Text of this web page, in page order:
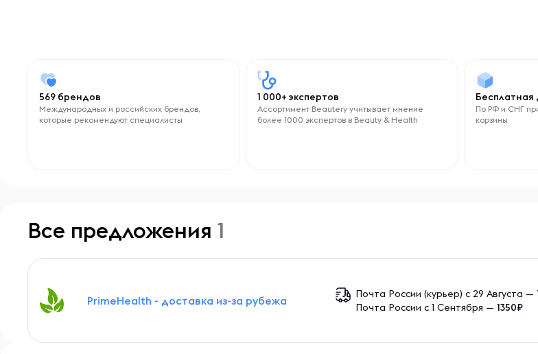
569 брендов
Международных и российских брендов,
которые рекомендуют специалисты
1 000+ экспертов
Ассортимент Beautery учитывает мнение
более 1000 экспертов в Beauty & Health
Бесплатная
По РФ и СНГ
корзины
Все предложения 1
PrimeHealth - доставка из-за рубежа Почта России (курьер) с 29 Августа —
Почта России с 1 Сентября —1350₽